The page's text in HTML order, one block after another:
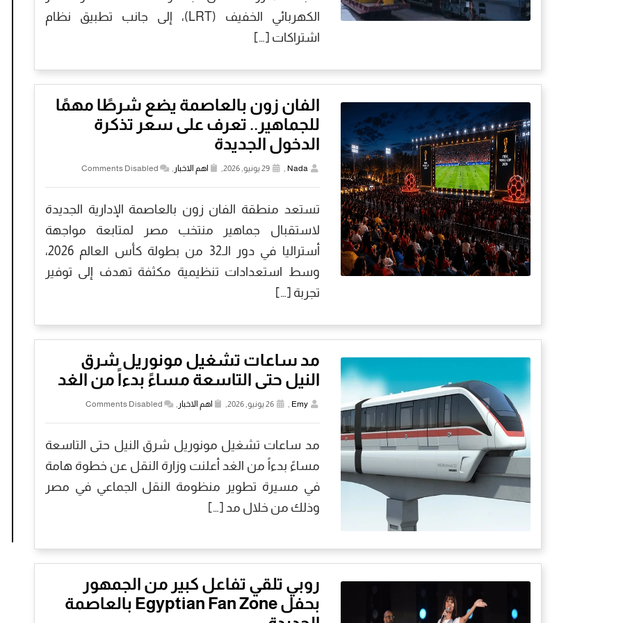
الكهربائي الخفيف (LRT)، إلى جانب تطبيق نظام
اشتراكات […]
الفان زون بالعاصمة يضع شرطًا مهمًا
للجماهير.. تعرف على سعر تذكرة
الدخول الجديدة
Nada
, 29 يونيو, 2026, اهم الاخبار ,
Comments Disabled
تستعد منطقة الفان زون بالعاصمة الإدارية الجديدة
لاستقبال جماهير منتخب مصر لمتابعة مواجهة
أستراليا في دور الـ32 من بطولة كأس العالم 2026،
وسط استعدادات تنظيمية مكثفة تهدف إلى توفير
تجربة […]
مد ساعات تشغيل مونوريل شرق
النيل حتى التاسعة مساءً بدءاً من الغد
Emy
, 26 يونيو, 2026, اهم الاخبار ,
Comments Disabled
مد ساعات تشغيل مونوريل شرق النيل حتى التاسعة
مساءً بدءاً من الغد أعلنت وزارة النقل عن خطوة هامة
في مسيرة تطوير منظومة النقل الجماعي في مصر
وذلك من خلال مد […]
روبي تلقي تفاعل كبير من الجمهور
بحفل Egyptian Fan Zone بالعاصمة